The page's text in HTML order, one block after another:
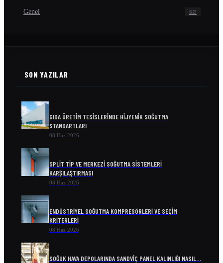
Genel 621
SON YAZILAR
GIDA ÜRETIM TESISLERINDE HIJYENIK SOĞUTMA
STANDARTLARI
08 Haz 2026
SPLIT TIP VE MERKEZI SOĞUTMA SISTEMLERI
KARŞILAŞTIRMASI
08 Haz 2026
ENDÜSTRIYEL SOĞUTMA KOMPRESÖRLERI VE SEÇIM
KRITERLERI
08 Haz 2026
SOĞUK HAVA DEPOLARINDA SANDVIÇ PANEL KALINLIĞI NASIL…